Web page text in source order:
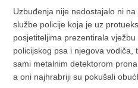
Uzbuđenja nije nedostajalo ni
službe policije koja je uz
posjetiteljima prezentirala
policijskog psa i njegova
sami metalnim detektorom
a oni najhrabriji su pokušali